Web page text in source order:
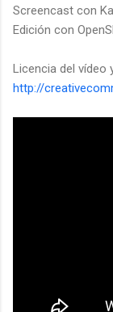
Screencast con
Edición con
Licencia del vídeo
http://